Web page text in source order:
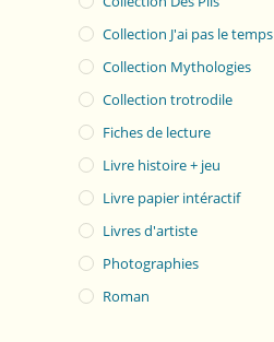
Collection J'ai pas le temps
Collection Mythologies
Collection trotrodile
Fiches de lecture
Livre histoire + jeu
Livre papier intéractif
Livres d'artiste
Photographies
Roman